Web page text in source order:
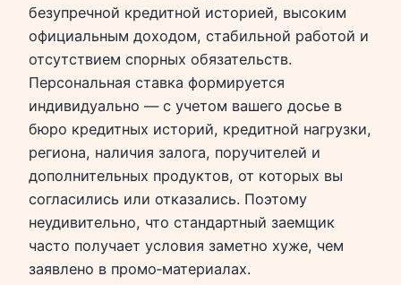
безупречной кредитной историей, высоким
официальным доходом, стабильной работой и
отсутствием спорных обязательств.
Персональная ставка формируется
индивидуально — с учетом вашего досье в
бюро кредитных историй, кредитной нагрузки,
региона, наличия залога, поручителей и
дополнительных продуктов, от которых вы
согласились или отказались. Поэтому
неудивительно, что стандартный заемщик
часто получает условия заметно хуже, чем
заявлено в промо‑материалах.